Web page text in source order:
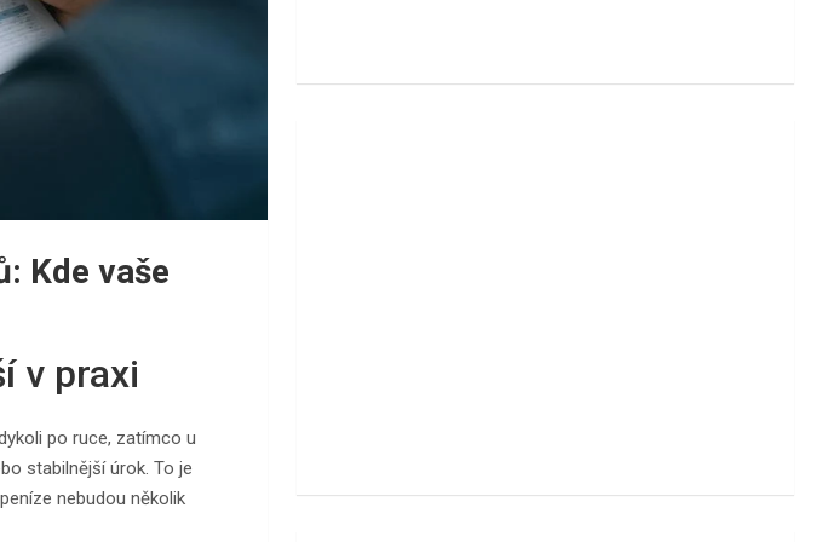
Kde vaše
v praxi
po ruce, zatímco u
stabilnější úrok. To je
nebudou několik